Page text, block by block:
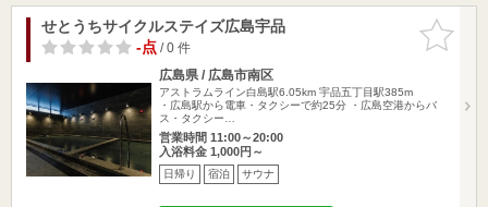
お気に入
りに追加
せとうちサイクルステイズ広島宇品
-点/ 0 件
広島県 / 広島市南区
アストラムライン白島駅6.05km 宇品五丁目駅385m
・広島駅から電車・タクシーで約25分 ・広島空港からバ
ス・タクシー…
営業時間 11:00～20:00
入浴料金 1,000円～
日帰り 宿泊 サウナ